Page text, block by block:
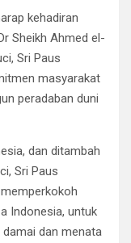
kehadiran
Sheikh Ahmed el-
Sri Paus
masyarakat
peradaban duni
dan ditambah
Sri Paus
Indonesia, untuk
dan menata